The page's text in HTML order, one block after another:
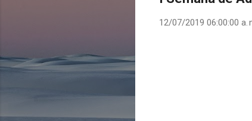
12/07/2019 06:00:00 a.